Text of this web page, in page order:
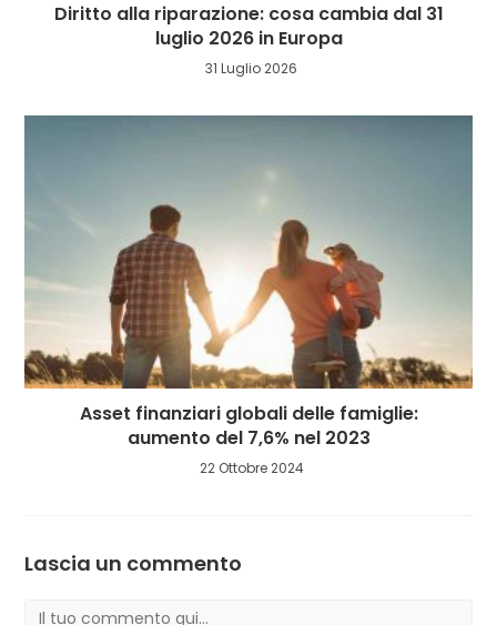
Diritto alla riparazione: cosa cambia dal 31
luglio 2026 in Europa
31 Luglio 2026
Asset finanziari globali delle famiglie:
aumento del 7,6% nel 2023
22 Ottobre 2024
Lascia un commento
Commento